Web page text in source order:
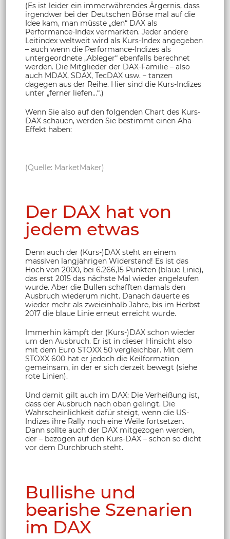
(Es ist leider ein immerwährendes Ärgernis, dass
irgendwer bei der Deutschen Börse mal auf die
Idee kam, man müsste „den“ DAX als
Performance-Index vermarkten. Jeder andere
Leitindex weltweit wird als Kurs-Index angegeben
– auch wenn die Performance-Indizes als
untergeordnete „Ableger“ ebenfalls berechnet
werden. Die Mitglieder der DAX-Familie – also
auch MDAX, SDAX, TecDAX usw. – tanzen
dagegen aus der Reihe. Hier sind die Kurs-Indizes
unter „ferner liefen…“.)
Wenn Sie also auf den folgenden Chart des Kurs-
DAX schauen, werden Sie bestimmt einen Aha-
Effekt haben:
(Quelle: MarketMaker)
Der DAX hat von
jedem etwas
Denn auch der (Kurs-)DAX steht an einem
massiven langjährigen Widerstand! Es ist das
Hoch von 2000, bei 6.266,15 Punkten (blaue Linie),
das erst 2015 das nächste Mal wieder angelaufen
wurde. Aber die Bullen schafften damals den
Ausbruch wiederum nicht. Danach dauerte es
wieder mehr als zweieinhalb Jahre, bis im Herbst
2017 die blaue Linie erneut erreicht wurde.
Immerhin kämpft der (Kurs-)DAX schon wieder
um den Ausbruch. Er ist in dieser Hinsicht also
mit dem Euro STOXX 50 vergleichbar. Mit dem
STOXX 600 hat er jedoch die Keilformation
gemeinsam, in der er sich derzeit bewegt (siehe
rote Linien).
Und damit gilt auch im DAX: Die Verheißung ist,
dass der Ausbruch nach oben gelingt. Die
Wahrscheinlichkeit dafür steigt, wenn die US-
Indizes ihre Rally noch eine Weile fortsetzen.
Dann sollte auch der DAX mitgezogen werden,
der – bezogen auf den Kurs-DAX – schon so dicht
vor dem Durchbruch steht.
Bullishe und
bearishe Szenarien
im DAX